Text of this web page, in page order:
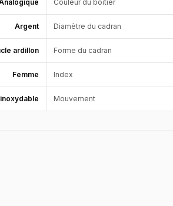
Couleur du boîtier
Argent Diamètre du cadran
ardillon Forme du cadran
Femme Index
Mouvement